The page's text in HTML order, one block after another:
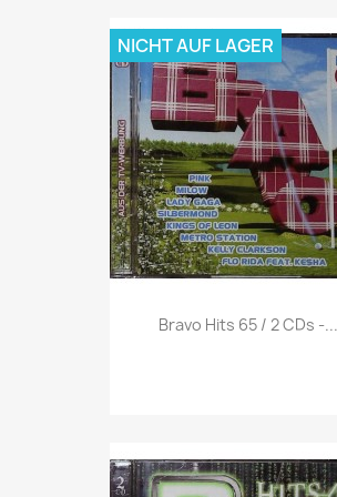
Vorschau
Bravo Hits 65 / 2 CDs -...
NICHT AUF LAGER